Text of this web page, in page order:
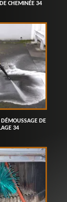
CHEMINÉE 34
DÉMOUSSAGE DE
34